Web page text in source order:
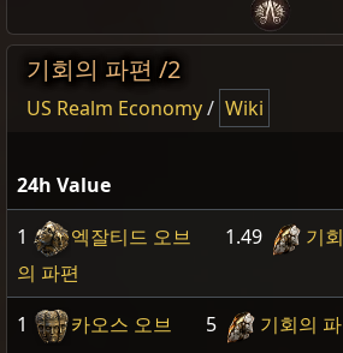
기회의 파편 /2
US Realm Economy/ Wiki
24h Value
1
엑잘티드 오브 1.49
기회
의 파편
1 카오스 오브 5
기회의 파